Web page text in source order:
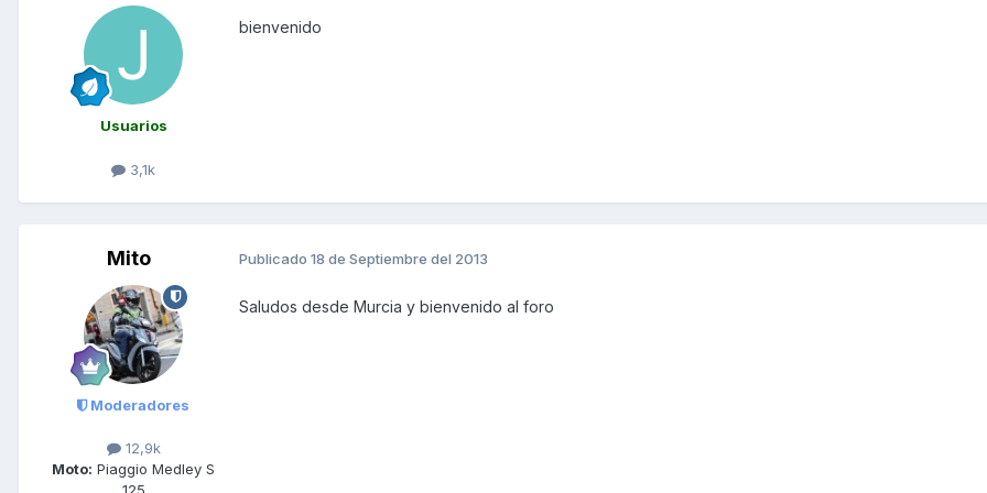
Usuarios
3,1k
bienvenido
Mito
Moderadores
12,9k
Moto: Piaggio Medley S
Publicado 18 de Septiembre del 2013
Saludos desde Murcia y bienvenido al foro